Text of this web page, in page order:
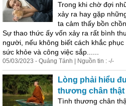
Trong khi chờ đợi
xảy ra hay gặp
ta cảm thấy bồn
Sự thao thức ấy vốn xảy ra rất bình
người, nếu không biết cách khắc
sức khỏe và công việc sắp......
05/03/2023 - Quảng Tánh | Nguồn tin : -/-
Lòng phải hiểu
thương chân thật
Tình thương chân